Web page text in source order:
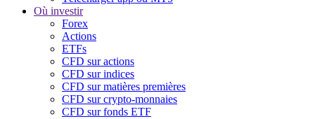
Où investir
Forex
Actions
ETFs
CFD sur actions
CFD sur indices
CFD sur matières premières
CFD sur crypto-monnaies
CFD sur fonds ETF